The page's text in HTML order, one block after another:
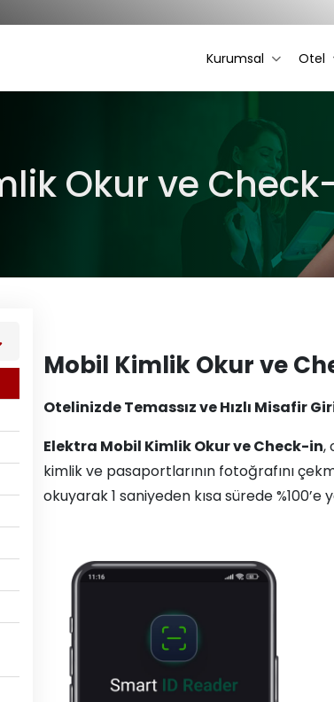
Kurumsal Otel
Okur ve
Mobil Kimlik Okur ve
Otelinizde Temassız ve Hızlı Misafir
Elektra Mobil Kimlik Okur ve Check-in,
kimlik ve pasaportlarının fotoğrafını
okuyarak 1 saniyeden kısa sürede